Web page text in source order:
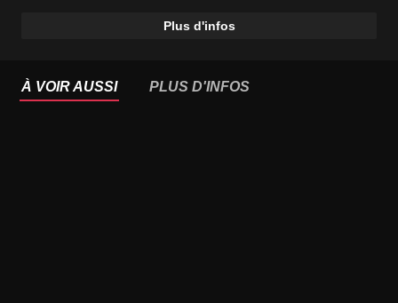
Plus d'infos
À VOIR AUSSI PLUS D'INFOS